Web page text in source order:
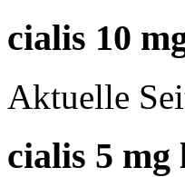
cialis 10
Aktuelle
cialis 5